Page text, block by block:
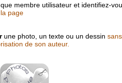
membre utilisateur et identifiez-
page
une photo, un texte ou un dessin sans
de son auteur.